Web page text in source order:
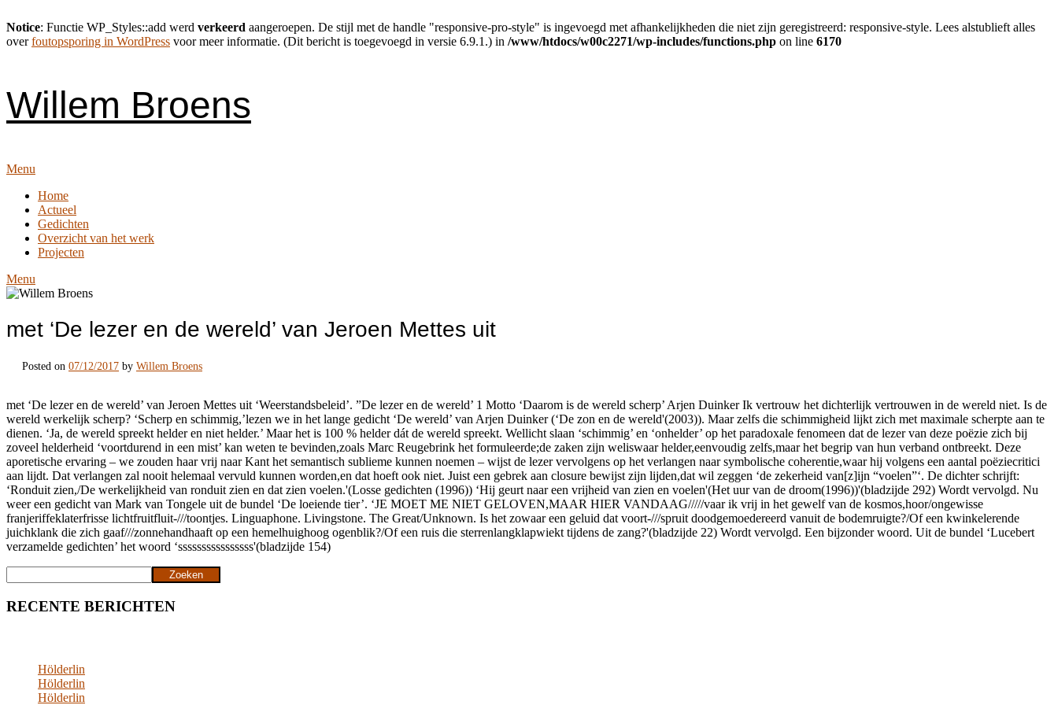
Notice: Functie WP_Styles::add werd verkeerd aangeroepen. De stijl met de handle "responsive-pro-style" is ingevoegd met afhankelijkheden die niet zijn geregistreerd: responsive-style. Lees alstublieft alles
overfoutopsporing in WordPress voor meer informatie. (Dit bericht is toegevoegd in versie 6.9.1.) in /www/htdocs/w00c2271/wp-includes/functions.php on line 6170
Willem Broens
Menu
Home
Actueel
Gedichten
Overzicht van het werk
Projecten
Menu
met ‘De lezer en de wereld’ van Jeroen Mettes uit
Posted on 07/12/2017 by Willem Broens
met ‘De lezer en de wereld’ van Jeroen Mettes uit ‘Weerstandsbeleid’. ”De lezer en de wereld’ 1 Motto ‘Daarom is de wereld scherp’ Arjen Duinker Ik vertrouw het dichterlijk vertrouwen in de wereld niet. Is de
wereld werkelijk scherp? ‘Scherp en schimmig,’lezen we in het lange gedicht ‘De wereld’ van Arjen Duinker (‘De zon en de wereld'(2003)). Maar zelfs die schimmigheid lijkt zich met maximale scherpte aan te
dienen. ‘Ja, de wereld spreekt helder en niet helder.’ Maar het is 100 % helder dát de wereld spreekt. Wellicht slaan ‘schimmig’ en ‘onhelder’ op het paradoxale fenomeen dat de lezer van deze poëzie zich bij
zoveel helderheid ‘voortdurend in een mist’ kan weten te bevinden,zoals Marc Reugebrink het formuleerde;de zaken zijn weliswaar helder,eenvoudig zelfs,maar het begrip van hun verband ontbreekt. Deze
aporetische ervaring – we zouden haar vrij naar Kant het semantisch sublieme kunnen noemen – wijst de lezer vervolgens op het verlangen naar symbolische coherentie,waar hij volgens een aantal poëziecritici
aan lijdt. Dat verlangen zal nooit helemaal vervuld kunnen worden,en dat hoeft ook niet. Juist een gebrek aan closure bewijst zijn lijden,dat wil zeggen ‘de zekerheid van[z]ijn “voelen”‘. De dichter schrijft:
‘Ronduit zien,/De werkelijkheid van ronduit zien en dat zien voelen.'(Losse gedichten (1996)) ‘Hij geurt naar een vrijheid van zien en voelen'(Het uur van de droom(1996))'(bladzijde 292) Wordt vervolgd. Nu
weer een gedicht van Mark van Tongele uit de bundel ‘De loeiende tier’. ‘JE MOET ME NIET GELOVEN,MAAR HIER VANDAAG/////vaar ik vrij in het gewelf van de kosmos,hoor/ongewisse
franjeriffeklaterfrisse lichtfruitfluit-///toontjes. Linguaphone. Livingstone. The Great/Unknown. Is het zowaar een geluid dat voort-///spruit doodgemoedereerd vanuit de bodemruigte?/Of een kwinkelerende
juichklank die zich gaaf///zonnehandhaaft op een hemelhuighoog ogenblik?/Of een ruis die sterrenlangklapwiekt tijdens de zang?'(bladzijde 22) Wordt vervolgd. Een bijzonder woord. Uit de bundel ‘Lucebert
verzamelde gedichten’ het woord ‘ssssssssssssssss'(bladzijde 154)
Zoeken
RECENTE BERICHTEN
Hölderlin
Hölderlin
Hölderlin